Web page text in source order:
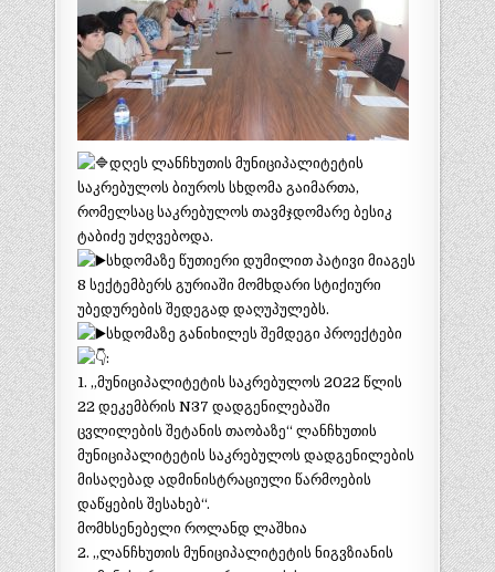
დღეს ლანჩხუთის მუნიციპალიტეტის
საკრებულოს ბიუროს სხდომა გაიმართა,
რომელსაც საკრებულოს თავმჯდომარე ბესიკ
ტაბიძე უძღვებოდა.
სხდომაზე წუთიერი დუმილით პატივი მიაგეს
8 სექტემბერს გურიაში მომხდარი სტიქიური
უბედურების შედეგად დაღუპულებს.
სხდომაზე განიხილეს შემდეგი პროექტები
:
1. „მუნიციპალიტეტის საკრებულოს 2022 წლის
22 დეკემბრის N37 დადგენილებაში
ცვლილების შეტანის თაობაზე“ ლანჩხუთის
მუნიციპალიტეტის საკრებულოს დადგენილების
მისაღებად ადმინისტრაციული წარმოების
დაწყების შესახებ“.
მომხსენებელი როლანდ ლაშხია
2. „ლანჩხუთის მუნიციპალიტეტის ნიგვზიანის